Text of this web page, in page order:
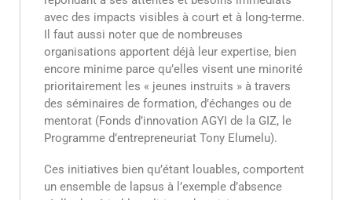
avec des impacts visibles à court et à long-terme.
Il faut aussi noter que de nombreuses
organisations apportent déjà leur expertise, bien
encore minime parce qu’elles visent une minorité
prioritairement les « jeunes instruits » à travers
des séminaires de formation, d’échanges ou de
mentorat (Fonds d’innovation AGYI de la GIZ, le
Programme d’entrepreneuriat Tony Elumelu).
Ces initiatives bien qu’étant louables, comportent
un ensemble de lapsus à l’exemple d’absence